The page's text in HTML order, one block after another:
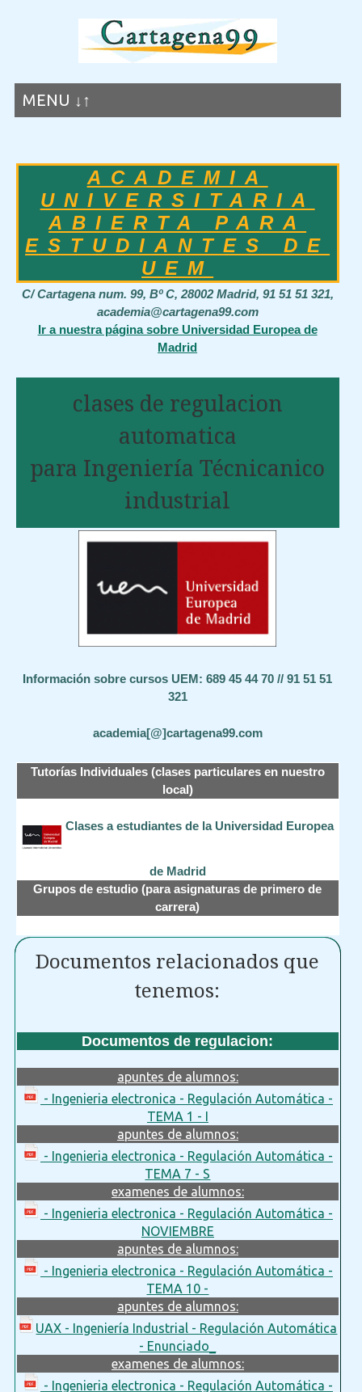
MENU ↓↑
ACADEMIA
UNIVERSITARIA
ABIERTA PARA
ESTUDIANTES DE
UEM
C/ Cartagena num. 99, Bº C, 28002 Madrid, 91 51 51 321,
academia@cartagena99.com
Ir a nuestra página sobre Universidad Europea de
Madrid
clases de regulacion
automatica
para Ingeniería Técnicanico
industrial
Información sobre cursos UEM: 689 45 44 70 // 91 51 51
321
academia[@]cartagena99.com
Tutorías Individuales (clases particulares en nuestro
local)
Clases a estudiantes de la Universidad Europea
de Madrid
Grupos de estudio (para asignaturas de primero de
carrera)
Documentos relacionados que
tenemos:
Documentos de regulacion:
apuntes de alumnos:
- Ingenieria electronica - Regulación Automática -
TEMA 1 - I
apuntes de alumnos:
- Ingenieria electronica - Regulación Automática -
TEMA 7 - S
examenes de alumnos:
- Ingenieria electronica - Regulación Automática -
NOVIEMBRE
apuntes de alumnos:
- Ingenieria electronica - Regulación Automática -
TEMA 10 -
apuntes de alumnos:
UAX - Ingeniería Industrial - Regulación Automática
- Enunciado_
examenes de alumnos:
- Ingenieria electronica - Regulación Automática -